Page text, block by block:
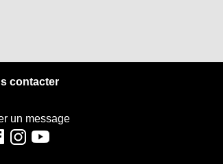
contacter
un message